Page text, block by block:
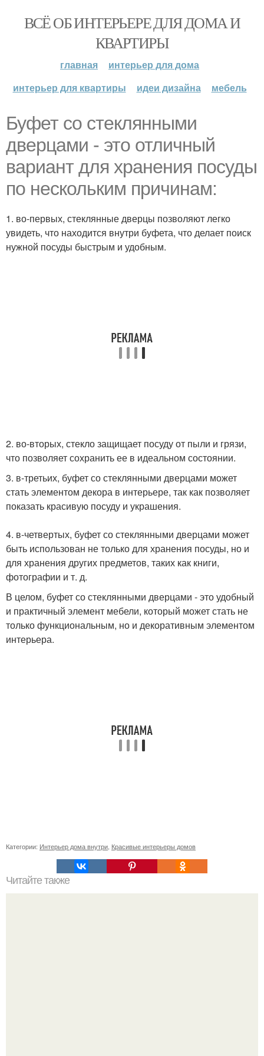
ВСЁ ОБ ИНТЕРЬЕРЕ ДЛЯ ДОМА И
КВАРТИРЫ
главная
интерьер для дома
интерьер для квартиры
идеи дизайна мебель
Буфет со стеклянными
дверцами - это отличный
вариант для хранения посуды
по нескольким причинам:
1. во-первых, стеклянные дверцы позволяют легко
увидеть, что находится внутри буфета, что делает поиск
нужной посуды быстрым и удобным.
2. во-вторых, стекло защищает посуду от пыли и грязи,
что позволяет сохранить ее в идеальном состоянии.
3. в-третьих, буфет со стеклянными дверцами может
стать элементом декора в интерьере, так как позволяет
показать красивую посуду и украшения.
4. в-четвертых, буфет со стеклянными дверцами может
быть использован не только для хранения посуды, но и
для хранения других предметов, таких как книги,
фотографии и т. д.
В целом, буфет со стеклянными дверцами - это удобный
и практичный элемент мебели, который может стать не
только функциональным, но и декоративным элементом
интерьера.
Категории: Интерьер дома внутри Красивые интерьеры домов
Читайте также